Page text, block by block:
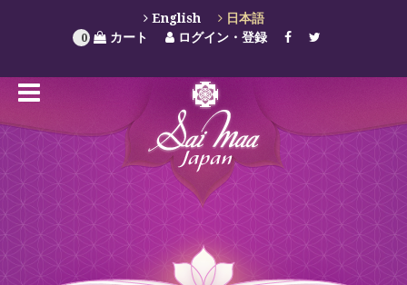
English 日本語
0 カート ログイン・登録